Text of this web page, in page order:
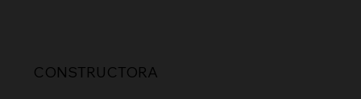
CONSTRUCTORA